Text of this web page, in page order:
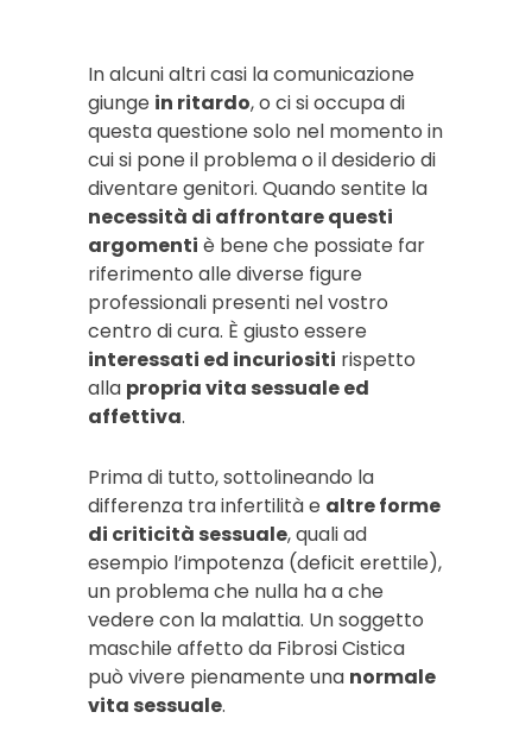
In alcuni altri casi la comunicazione
giunge in ritardo, o ci si occupa di
questa questione solo nel momento in
cui si pone il problema o il desiderio di
diventare genitori. Quando sentite la
necessità di affrontare questi
argomenti è bene che possiate far
riferimento alle diverse figure
professionali presenti nel vostro
centro di cura. È giusto essere
interessati ed incuriositi rispetto
alla propria vita sessuale ed
affettiva.
Prima di tutto, sottolineando la
differenza tra infertilità e altre forme
di criticità sessuale, quali ad
esempio l’impotenza (deficit erettile),
un problema che nulla ha a che
vedere con la malattia. Un soggetto
maschile affetto da Fibrosi Cistica
può vivere pienamente una normale
vita sessuale.